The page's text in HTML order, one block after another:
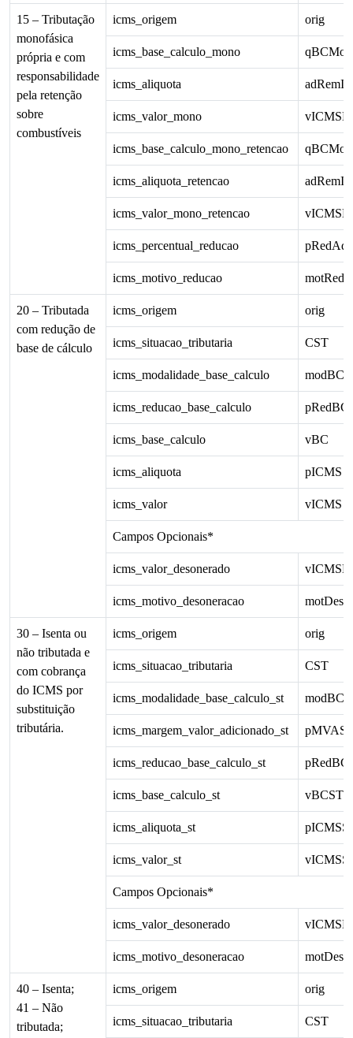
15 – Tributação
monofásica
própria e com
responsabilidade
pela retenção
sobre
combustíveis
icms_origem orig
icms_base_calculo_mono
icms_aliquota
icms_valor_mono
icms_base_calculo_mono_retencao
icms_aliquota_retencao
icms_valor_mono_retencao
icms_percentual_reducao
icms_motivo_reducao
20 – Tributada
com redução de
base de cálculo
icms_origem orig
icms_situacao_tributaria CST
icms_modalidade_base_calculo modBC
icms_reducao_base_calculo pRedBC
icms_base_calculo vBC
icms_aliquota pICMS
icms_valor vICMS
Campos Opcionais*
icms_valor_desonerado
icms_motivo_desoneracao
30 – Isenta ou
não tributada e
com cobrança
do ICMS por
substituição
tributária.
icms_origem orig
icms_situacao_tributaria CST
icms_modalidade_base_calculo_st
icms_margem_valor_adicionado_st
icms_reducao_base_calculo_st
icms_base_calculo_st vBCST
icms_aliquota_st
icms_valor_st
Campos Opcionais*
icms_valor_desonerado
icms_motivo_desoneracao
40 – Isenta;
41 – Não
tributada;
icms_origem orig
icms_situacao_tributaria CST